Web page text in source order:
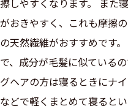
がおきやすく、これも摩擦
の天然繊維がおすすめです
で、成分が毛髪に似ている
グヘアの方は寝るときにナ
などで軽くまとめて寝ると